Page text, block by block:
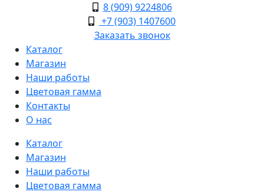
8 (909) 9224806
+7 (903) 1407600
Заказать звонок
Каталог
Магазин
Наши работы
Цветовая гамма
Контакты
О нас
Каталог
Магазин
Наши работы
Цветовая гамма